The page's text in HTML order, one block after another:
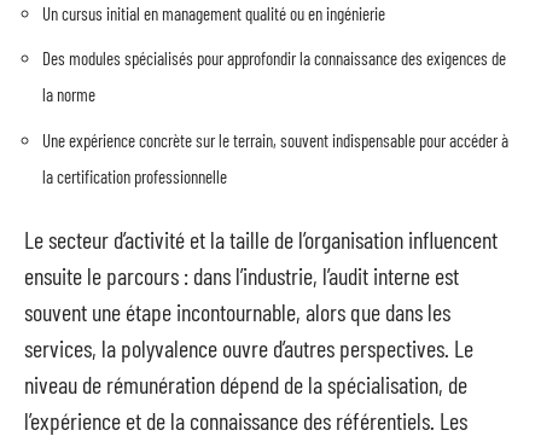
Un cursus initial en management qualité ou en ingénierie
Des modules spécialisés pour approfondir la connaissance des exigences de
la norme
Une expérience concrète sur le terrain, souvent indispensable pour accéder à
la certification professionnelle
Le secteur d’activité et la taille de l’organisation influencent
ensuite le parcours : dans l’industrie, l’audit interne est
souvent une étape incontournable, alors que dans les
services, la polyvalence ouvre d’autres perspectives. Le
niveau de rémunération dépend de la spécialisation, de
l’expérience et de la connaissance des référentiels. Les